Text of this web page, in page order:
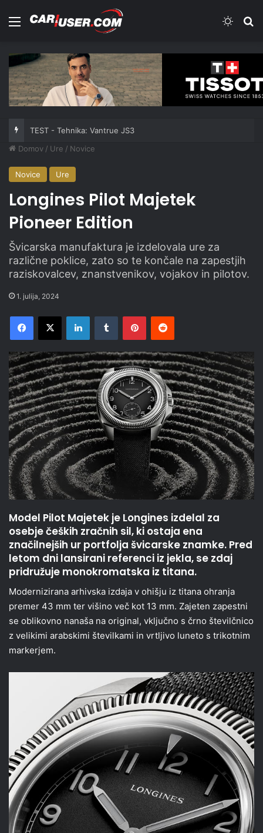
Meni
TEST - Tehnika: Vantrue JS3
Domov / Ure / Novice
Novice Ure
Longines Pilot Majetek
Pioneer Edition
Švicarska manufaktura je izdelovala ure za
različne poklice, zato so te končale na zapestjih
raziskovalcev, znanstvenikov, vojakov in pilotov.
1. julija, 2024
Facebook
X LinkedInTumblr PinterestReddit
Model Pilot Majetek je Longines izdelal za
osebje čeških zračnih sil, ki ostaja ena
značilnejših ur portfolja švicarske znamke. Pred
letom dni lansirani referenci iz jekla, se zdaj
pridružuje monokromatska iz titana.
Modernizirana arhivska izdaja v ohišju iz titana ohranja
premer 43 mm ter višino več kot 13 mm. Zajeten zapestni
se oblikovno nanaša na original, vključno s črno številčnico
z velikimi arabskimi številkami in vrtljivo luneto s trikotnim
markerjem.